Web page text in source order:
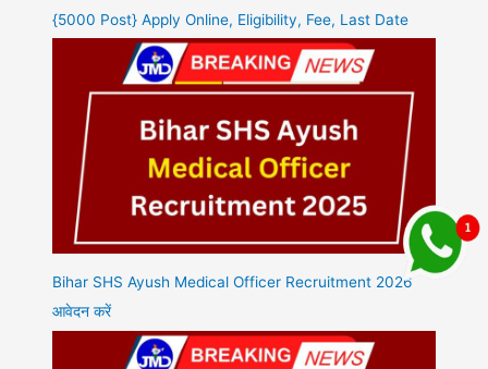
{5000 Post} Apply Online, Eligibility, Fee, Last Date
Bihar SHS Ayush Medical Officer Recruitment 2026
आवेदन करें